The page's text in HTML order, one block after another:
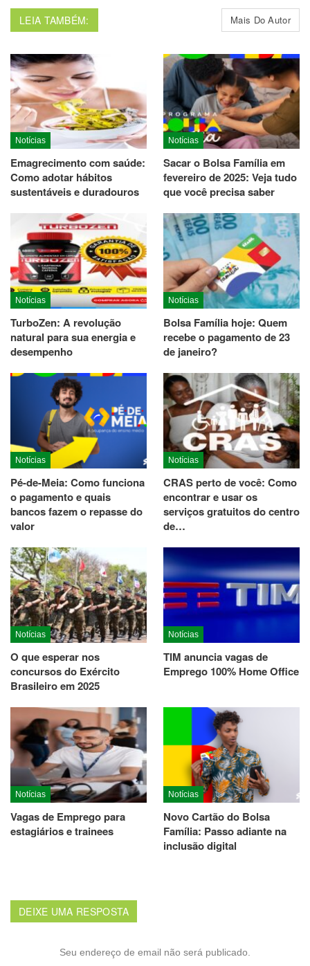
LEIA TAMBÉM: Mais Do Autor
Notícias
Emagrecimento com saúde:
Como adotar hábitos
sustentáveis e duradouros
Notícias
Sacar o Bolsa Família em
fevereiro de 2025: Veja tudo
que você precisa saber
Notícias
TurboZen: A revolução
natural para sua energia e
desempenho
Notícias
Bolsa Família hoje: Quem
recebe o pagamento de 23
de janeiro?
Notícias
Pé-de-Meia: Como funciona
o pagamento e quais
bancos fazem o repasse do
valor
Notícias
CRAS perto de você: Como
encontrar e usar os
serviços gratuitos do centro
de…
Notícias
O que esperar nos
concursos do Exército
Brasileiro em 2025
Notícias
TIM anuncia vagas de
Emprego 100% Home Office
Notícias
Vagas de Emprego para
estagiários e trainees
Notícias
Novo Cartão do Bolsa
Família: Passo adiante na
inclusão digital
DEIXE UMA RESPOSTA
Seu endereço de email não será publicado.